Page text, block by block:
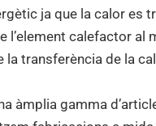
ja que la calor es
l’element calefactor al
la transferència de la
àmplia gamma